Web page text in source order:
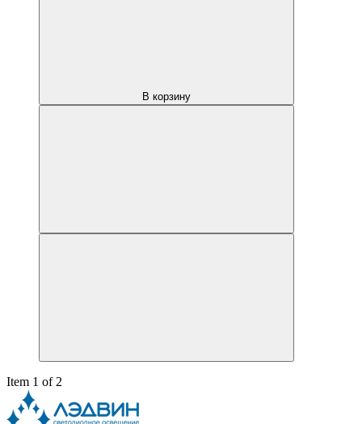
В корзину
Item 1 of 2